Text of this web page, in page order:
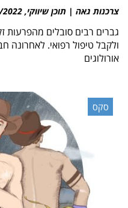
צרכנות גאה | תוכן שיווקי 2022
גברים רבים סובלים
ולקבל טיפול רפואי.
אורולוגים
סקס